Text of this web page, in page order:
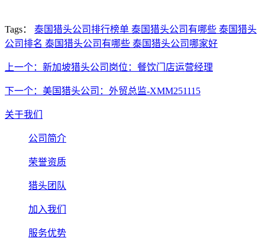
Tags： 泰国猎头公司排行榜单 泰国猎头公司有哪些 泰国猎头
公司排名 泰国猎头公司有哪些 泰国猎头公司哪家好
上一个：新加坡猎头公司岗位：餐饮门店运营经理
下一个：美国猎头公司：外贸总监-XMM251115
关于我们
公司简介
荣誉资质
猎头团队
加入我们
服务优势